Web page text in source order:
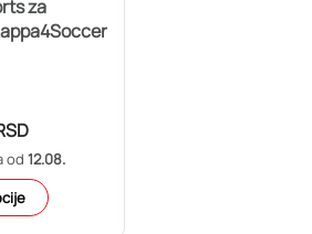
za
od 12.08.